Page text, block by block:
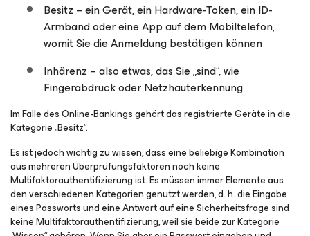
Besitz – ein Gerät, ein Hardware-Token, ein ID-
Armband oder eine App auf dem Mobiltelefon,
womit Sie die Anmeldung bestätigen können
Inhärenz – also etwas, das Sie „sind“, wie
Fingerabdruck oder Netzhauterkennung
Im Falle des Online-Bankings gehört das registrierte Geräte in die
Kategorie „Besitz“.
Es ist jedoch wichtig zu wissen, dass eine beliebige Kombination
aus mehreren Überprüfungsfaktoren noch keine
Multifaktorauthentifizierung ist. Es müssen immer Elemente aus
den verschiedenen Kategorien genutzt werden, d. h. die Eingabe
eines Passworts und eine Antwort auf eine Sicherheitsfrage sind
keine Multifaktorauthentifizierung, weil sie beide zur Kategorie